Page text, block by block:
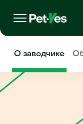
О заводчике